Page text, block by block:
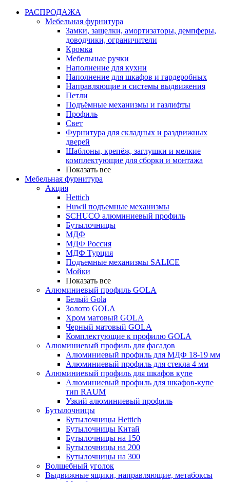
РАСПРОДАЖА
Мебельная фурнитура
Замки, защелки, амортизаторы, демпферы,
доводчики, ограничители
Кромка
Мебельные ручки
Наполнение для кухни
Наполнение для шкафов и гардеробных
Направляющие и системы выдвижения
Петли
Подъёмные механизмы и газлифты
Профиль
Свет
Фурнитура для складных и раздвижных
дверей
Шаблоны, крепёж, заглушки и мелкие
комплектующие для сборки и монтажа
Показать все
Мебельная фурнитура
Акция
Hettich
Huwil подъемные механизмы
SCHUCO алюминиевый профиль
Бутылочницы
МДФ
МДФ Россия
МДФ Турция
Подъемные механизмы SALICE
Мойки
Показать все
Алюминиевый профиль GOLA
Белый Gola
Золото GOLA
Хром матовый GOLA
Черный матовый GOLA
Комплектующие к профилю GOLA
Алюминиевый профиль для фасадов
Алюминиевый профиль для МДФ 18-19 мм
Алюминиевый профиль для стекла 4 мм
Алюминиевый профиль для шкафов купе
Алюминиевый профиль для шкафов-купе
тип RAUM
Узкий алюминиевый профиль
Бутылочницы
Бутылочницы Hettich
Бутылочницы Китай
Бутылочницы на 150
Бутылочницы на 200
Бутылочницы на 300
Волшебный уголок
Выдвижные ящики, направляющие, метабоксы